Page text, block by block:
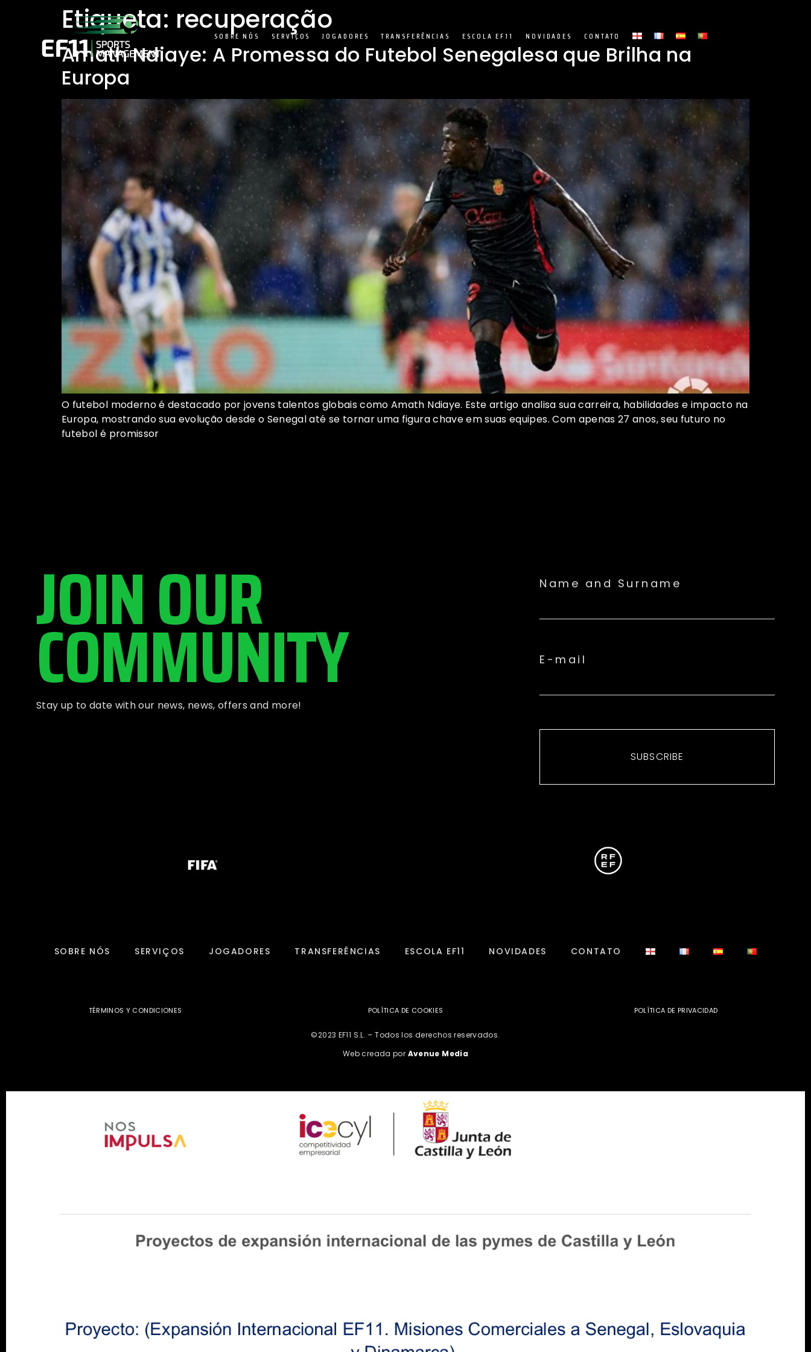
SOBRE NÓS SERVIÇOS JOGADORES TRANSFERÊNCIAS ESCOLA EF11 NOVIDADES CONTATO
Etiqueta: recuperação
Amath Ndiaye: A Promessa do Futebol Senegalesa que Brilha na
Europa
O futebol moderno é destacado por jovens talentos globais como Amath Ndiaye. Este artigo analisa sua carreira, habilidades e impacto na
Europa, mostrando sua evolução desde o Senegal até se tornar uma figura chave em suas equipes. Com apenas 27 anos, seu futuro no
futebol é promissor
JOIN OUR
COMMUNITY
Stay up to date with our news, news, offers and more!
Name and Surname
E-mail
SUBSCRIBE
SOBRE NÓS SERVIÇOS JOGADORES TRANSFERÊNCIAS ESCOLA EF11 NOVIDADES CONTATO
TÉRMINOS Y CONDICIONES POLÍTICA DE COOKIES POLÍTICA DE PRIVACIDAD
©2023 EF11 S.L. – Todos los derechos reservados.
Web creada por Avenue Media